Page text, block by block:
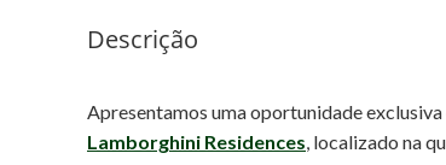
Descrição
Apresentamos uma oportunidade
Lamborghini Residences, localizado na